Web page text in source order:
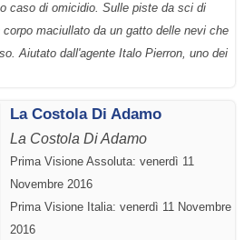
caso di omicidio. Sulle piste da sci di
maciullato da un gatto delle nevi che
Aiutato dall'agente Italo Pierron, uno dei
La Costola Di Adamo
La Costola Di Adamo
Prima Visione Assoluta: venerdì 11
Novembre 2016
Prima Visione Italia: venerdì 11 Novembre
2016